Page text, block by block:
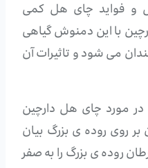
و فواید چای هل کمی
با این دمنوش گیاهی
می شود و تاثیرات آن
مورد چای هل دارچین
بر روی روده ی بزرگ بیان
روده ی بزرگ را به صفر